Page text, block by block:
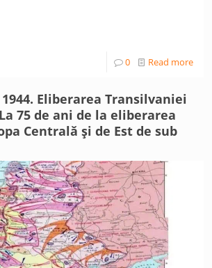
0 Read more
Eliberarea Transilvaniei
75 de ani de la eliberarea
Centrală și de Est de sub